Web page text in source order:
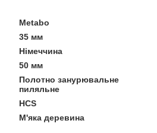
Metabo
35 мм
Німеччина
50 мм
Полотно занурювальне
пиляльне
HCS
М'яка деревина